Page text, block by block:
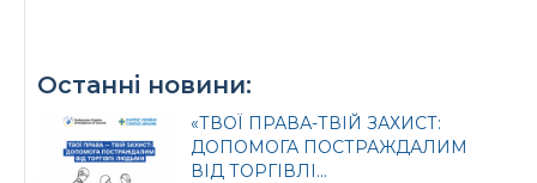
Останні новини:
«ТВОЇ ПРАВА-ТВІЙ ЗАХИСТ:
ДОПОМОГА ПОСТРАЖДАЛИМ
ВІД ТОРГІВЛІ...
Верховної Ради
України
представництво
Президента України